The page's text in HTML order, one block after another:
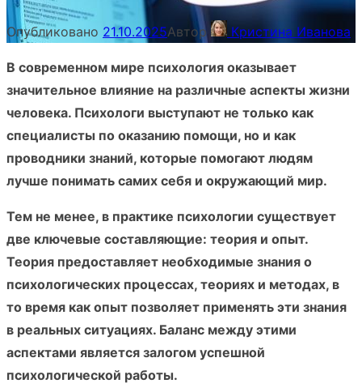
Опубликовано 21.10.2025Автор Кристина Иванова
В современном мире психология оказывает
значительное влияние на различные аспекты жизни
человека. Психологи выступают не только как
специалисты по оказанию помощи, но и как
проводники знаний, которые помогают людям
лучше понимать самих себя и окружающий мир.
Тем не менее, в практике психологии существует
две ключевые составляющие: теория и опыт.
Теория предоставляет необходимые знания о
психологических процессах, теориях и методах, в
то время как опыт позволяет применять эти знания
в реальных ситуациях. Баланс между этими
аспектами является залогом успешной
психологической работы.